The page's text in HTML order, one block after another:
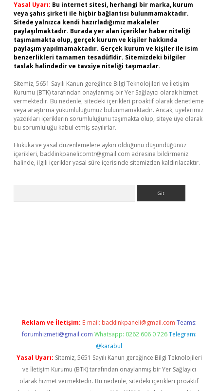
Yasal Uyarı: Bu internet sitesi, herhangi bir marka, kurum
veya şahıs şirketi ile hiçbir bağlantısı bulunmamaktadır.
Sitede yalnızca kendi hazırladığımız makaleler
paylaşılmaktadır. Burada yer alan içerikler haber niteliği
taşımamakta olup, gerçek kurum ve kişiler hakkında
paylaşım yapılmamaktadır. Gerçek kurum ve kişiler ile isim
benzerlikleri tamamen tesadüfidir. Sitemizdeki bilgiler
taslak halindedir ve tavsiye niteliği taşımazlar.
Sitemiz, 5651 Sayılı Kanun gereğince Bilgi Teknolojileri ve İletişim
Kurumu (BTK) tarafından onaylanmış bir Yer Sağlayıcı olarak hizmet
vermektedir. Bu nedenle, sitedeki içerikleri proaktif olarak denetleme
veya araştırma yükümlülüğümüz bulunmamaktadır. Ancak, üyelerimiz
yazdıkları içeriklerin sorumluluğunu taşımakta olup, siteye üye olarak
bu sorumluluğu kabul etmiş sayılırlar.
Hukuka ve yasal düzenlemelere aykırı olduğunu düşündüğünüz
içerikleri, backlinkpanelicomtr@gmail.com adresine bildirmeniz
halinde, ilgili içerikler yasal süre içerisinde sitemizden kaldırılacaktır.
Reklam ve İletişim: E-mail: backlinkpaneli@gmail.com Teams:
forumhizmeti@gmail.com Whatsapp: 0262 606 0 726 Telegram:
@karabul
Yasal Uyarı: Sitemiz, 5651 Sayılı Kanun gereğince Bilgi Teknolojileri
ve İletişim Kurumu (BTK) tarafından onaylanmış bir Yer Sağlayıcı
olarak hizmet vermektedir. Bu nedenle, sitedeki içerikleri proaktif